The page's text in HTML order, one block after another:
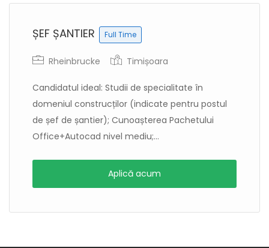
ȘEF ȘANTIER Full Time
Rheinbrucke Timișoara
Candidatul ideal: Studii de specialitate în
domeniul construcților (indicate pentru postul
de șef de șantier); Cunoașterea Pachetului
Office+Autocad nivel mediu;...
Aplică acum